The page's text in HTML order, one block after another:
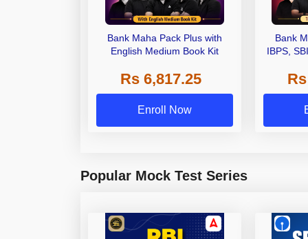
Bank Maha Pack Plus with
English Medium Book Kit
Rs 6,817.25
Enroll Now
Bank
IBPS,
Other
Popular Mock Test Series